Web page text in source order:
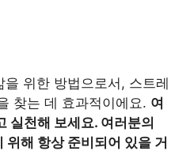
위한 방법으로서, 스트레
찾는 데 효과적이에요. 여
실천해 보세요. 여러분의
해 항상 준비되어 있을 거